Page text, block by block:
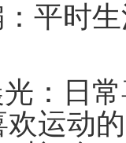
平时
光：日
欢运动